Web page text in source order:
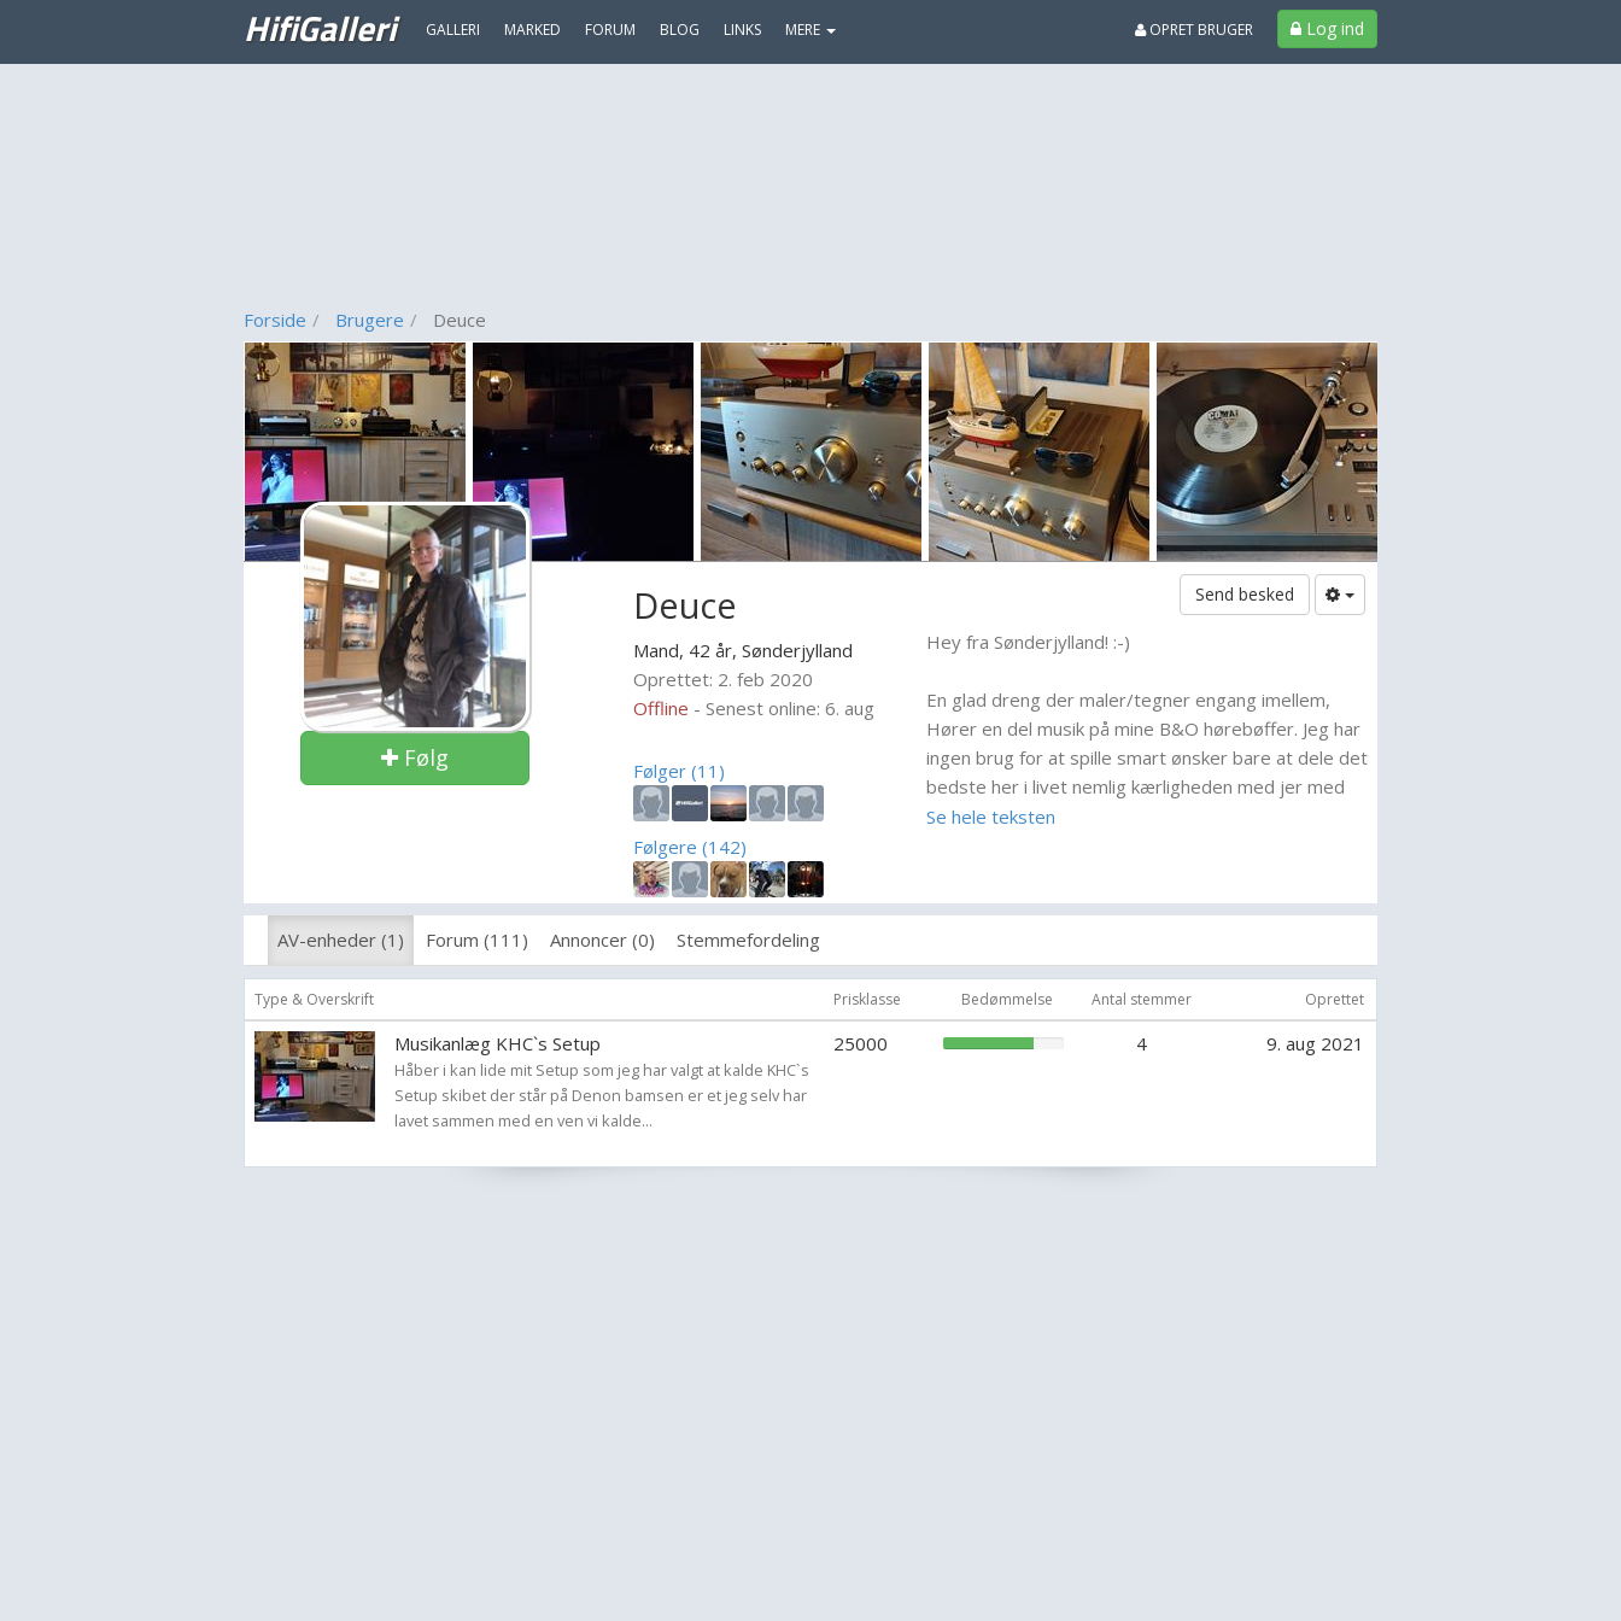
HifiGalleri GALLERI MARKED FORUM BLOG LINKS MERE Log ind
OPRET BRUGER
Forside Brugere Deuce
Følg
Deuce
Mand, 42 år,Sønderjylland
Oprettet: 2. feb 2020
Offline - Senest online: 6. aug
Følger (11)
Følgere (142)
Send besked
Hey fra Sønderjylland! :-)
En glad dreng der maler/tegner engang imellem,
Hører en del musik på mine B&O hørebøffer. Jeg har
ingen brug for at spille smart ønsker bare at dele det
bedste her i livet nemlig kærligheden med jer med
andre ord L.O.V.E conquers all
Kenneth
Se hele teksten
AV-enheder (1) Forum (111) Annoncer (0) Stemmefordeling
Type & Overskrift Prisklasse Bedømmelse Antal stemmer Oprettet
Musikanlæg KHC`s Setup
Håber i kan lide mit Setup som jeg har valgt at kalde KHC`s
Setup skibet der står på Denon bamsen er et jeg selv har
lavet sammen med en ven vi kalde...
25000 4 9. aug 2021